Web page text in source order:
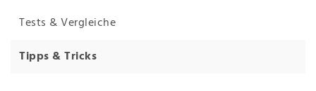
Tests & Vergleiche
Tipps & Tricks